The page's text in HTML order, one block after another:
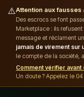
⚠️Attention aux fausses
Des escrocs se font
Marketplace : ils
message et réclament
jamais de virement sur
le compte de la société,
Comment vérifier avant
Un doute ? Appelez le 04